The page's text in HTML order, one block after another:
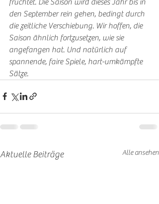
fruchtet. Die Saison wird dieses Jahr bis in
den September rein gehen, bedingt durch
die zeitliche Verschiebung. Wir hoffen, die
Saison ähnlich fortzusetzen, wie sie
angefangen hat. Und natürlich auf
spannende, faire Spiele, hart-umkämpfte
Sätze.
Aktuelle Beiträge Alle ansehen